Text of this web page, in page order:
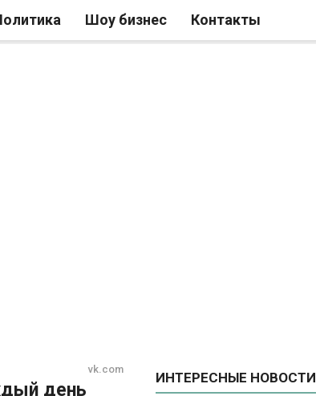
Шоу бизнес Контакты
vk.com
день
ИНТЕРЕСНЫЕ НОВОСТИ